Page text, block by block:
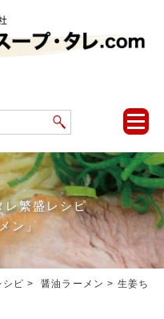
toggle
レ繁盛レシピ
ン」
シピ >醤油ラーメン > 生姜ち